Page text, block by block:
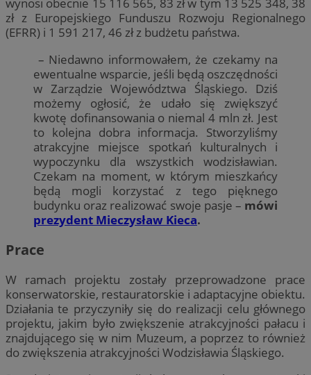
wynosi obecnie 15 116 565, 83 zł w tym 13 525 348, 38
zł z Europejskiego Funduszu Rozwoju Regionalnego
(EFRR) i 1 591 217, 46 zł z budżetu państwa.
– Niedawno informowałem, że czekamy na
ewentualne wsparcie, jeśli będą oszczędności
w Zarządzie Województwa Śląskiego. Dziś
możemy ogłosić, że udało się zwiększyć
kwotę dofinansowania o niemal 4 mln zł. Jest
to kolejna dobra informacja. Stworzyliśmy
atrakcyjne miejsce spotkań kulturalnych i
wypoczynku dla wszystkich wodzisławian.
Czekam na moment, w którym mieszkańcy
będą mogli korzystać z tego pięknego
budynku oraz realizować swoje pasje – mówi
prezydent Mieczysław Kieca.
Prace
W ramach projektu zostały przeprowadzone prace
konserwatorskie, restauratorskie i adaptacyjne obiektu.
Działania te przyczyniły się do realizacji celu głównego
projektu, jakim było zwiększenie atrakcyjności pałacu i
znajdującego się w nim Muzeum, a poprzez to również
do zwiększenia atrakcyjności Wodzisławia Śląskiego.